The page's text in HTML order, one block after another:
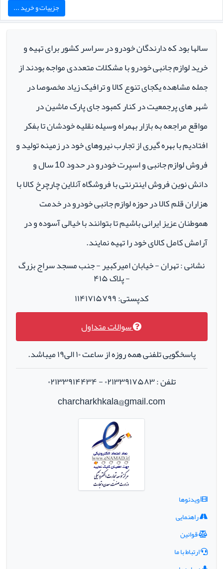
جزییات و خرید ...
سالها بود که دارندگان خودرو در سراسر کشور برای تهیه و
خرید لوازم جانبی خودرو با مشکلات متعددی مواجه بودند از
جمله مشاهده یکجای تنوع کالا و ترافیک زیاد مخصوصا در
شهر های پرجمعیت در کنار کمبود جای پارک ماشین در
مواقع مراجعه به بازار بهمراه وسیله نقلیه خودشان تا بفکر
افتادیم با بهره گیری از تجارب نیروهای خود در زمینه تولید و
فروش لوازم جانبی و اسپرت خودرو در حدود 10 سال و
دانش نوین فروش اینترنتی با فروشگاه آنلاین چارچرخ کالا با
هزاران قلم کالا در حوزه لوازم جانبی خودرو در خدمت
هموطنان عزیز ایرانی باشیم تا بتوانند با خیالی آسوده و در
آرامش کامل کالای خود را تهیه نمایند.
نشانی : تهران - خیابان امیرکبیر - جنب مسجد سراج بزرگ
- پلاک ۴۱۵
کدپستی: ۱۱۴۱۷۱۵۷۹۹
سوالات متداول
پاسخگویی تلفنی همه روزه از ساعت ۱۰ الی۱۹ میباشد.
تلفن : ۰۲۱۳۳۹۱۷۵۸۳ - ۰۲۱۳۳۹۱۴۴۳۴
charcharkhkala@gmail.com
ویدئوها
راهنمایی
قوانین
ارتباط با ما